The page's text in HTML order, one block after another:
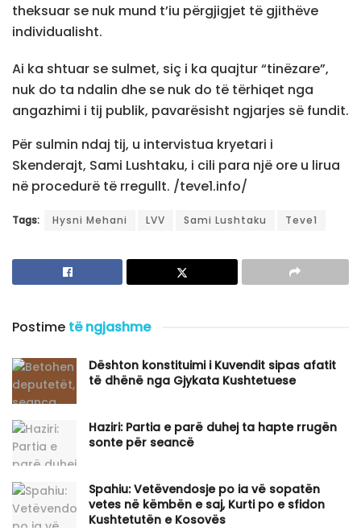
theksuar se nuk mund t’iu përgjigjet të gjithëve
individualisht.
Ai ka shtuar se sulmet, siç i ka quajtur “tinëzare”,
nuk do ta ndalin dhe se nuk do të tërhiqet nga
angazhimi i tij publik, pavarësisht ngjarjes së fundit.
Për sulmin ndaj tij, u intervistua kryetari i
Skenderajt, Sami Lushtaku, i cili para një ore u lirua
në procedurë të rregullt. /teve1.info/
Tags: Hysni Mehani LVV Sami Lushtaku Teve1
Postime të ngjashme
Dështon konstituimi i Kuvendit sipas afatit
të dhënë nga Gjykata Kushtetuese
Haziri: Partia e parë duhej ta hapte rrugën
sonte për seancë
Spahiu: Vetëvendosje po ia vë sopatën
vetes në këmbën e saj, Kurti po e sfidon
Kushtetutën e Kosovës